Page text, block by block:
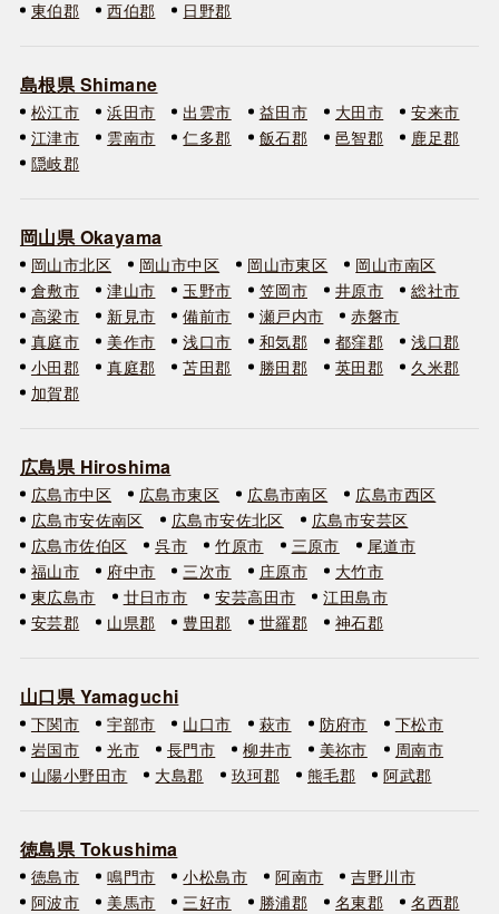
東伯郡 西伯郡 日野郡
島根県 Shimane
松江市 浜田市 出雲市 益田市 大田市
安来市
江津市
雲南市 仁多郡 飯石郡 邑智郡
鹿足郡
隠岐郡
岡山県 Okayama
岡山市北区 岡山市中区 岡山市東区
岡山市南区
倉敷市
津山市 玉野市 笠岡市 井原市
総社市
高梁市
新見市 備前市 瀬戸内市
赤磐市
真庭市
美作市 浅口市 和気郡 都窪郡
浅口郡
小田郡
真庭郡 苫田郡 勝田郡 英田郡
久米郡
加賀郡
広島県 Hiroshima
広島市中区 広島市東区 広島市南区
広島市西区
広島市安佐南区
広島市安佐北区
広島市安芸区
広島市佐伯区
呉市 竹原市 三原市
尾道市
福山市
府中市 三次市 庄原市
大竹市
東広島市
廿日市市 安芸高田市
江田島市
安芸郡
山県郡 豊田郡 世羅郡 神石郡
山口県 Yamaguchi
下関市 宇部市 山口市 萩市 防府市
下松市
岩国市
光市 長門市 柳井市 美祢市
周南市
山陽小野田市
大島郡 玖珂郡 熊毛郡 阿武郡
徳島県 Tokushima
徳島市 鳴門市 小松島市 阿南市
吉野川市
阿波市
美馬市 三好市 勝浦郡 名東郡
名西郡